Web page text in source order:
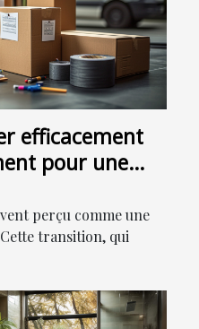
efficacement
pour une
perçu comme une
transition, qui